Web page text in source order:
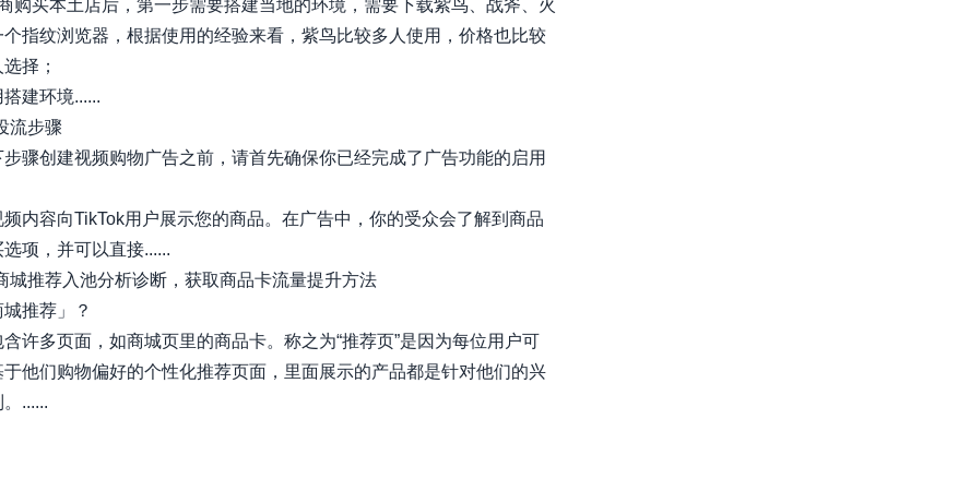
购买本土店后，第一步需要搭建当地的环境，需要下载紫鸟、战斧、火
指纹浏览器，根据使用的经验来看，紫鸟比较多人使用，价格也比较
择；
建环境......
流步骤
骤创建视频购物广告之前，请首先确保你已经完成了广告功能的启用
内容向TikTok用户展示您的商品。在广告中，你的受众会了解到商品
项，并可以直接......
城推荐入池分析诊断，获取商品卡流量提升方法
推荐」？​
许多页面，如商城页里的商品卡。称之为“推荐页”是因为每位用户可
他们购物偏好的个性化推荐页面，里面展示的产品都是针对他们的兴
......